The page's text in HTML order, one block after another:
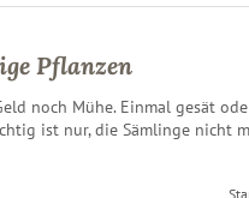
Pflanzen
noch Mühe. Einmal gesät
ist nur, die Sämlinge nicht